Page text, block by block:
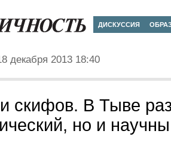
ДИСКУССИЯ
декабря 2013 18:40
скифов. В Тыве
но и